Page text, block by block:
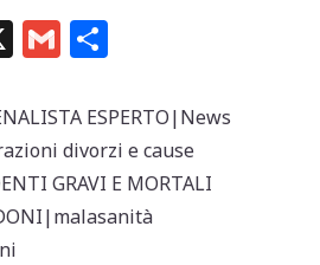
X G
ai
l
n
di
vi
di
ESPERTO|News
divorzi e cause
GRAVI E MORTALI